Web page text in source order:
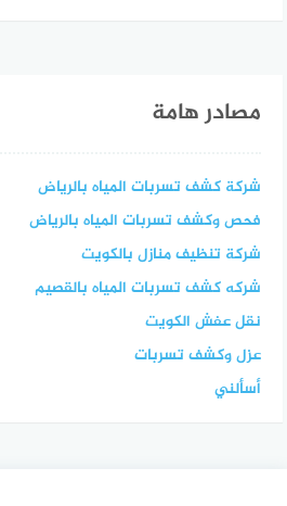
مصادر هامة
شركة كشف تسربات المياه بالرياض
فحص وكشف تسربات المياه بالرياض
شركة تنظيف منازل بالكويت
شركه كشف تسربات المياه بالقصيم
نقل عفش الكويت
عزل وكشف تسربات
أسألني